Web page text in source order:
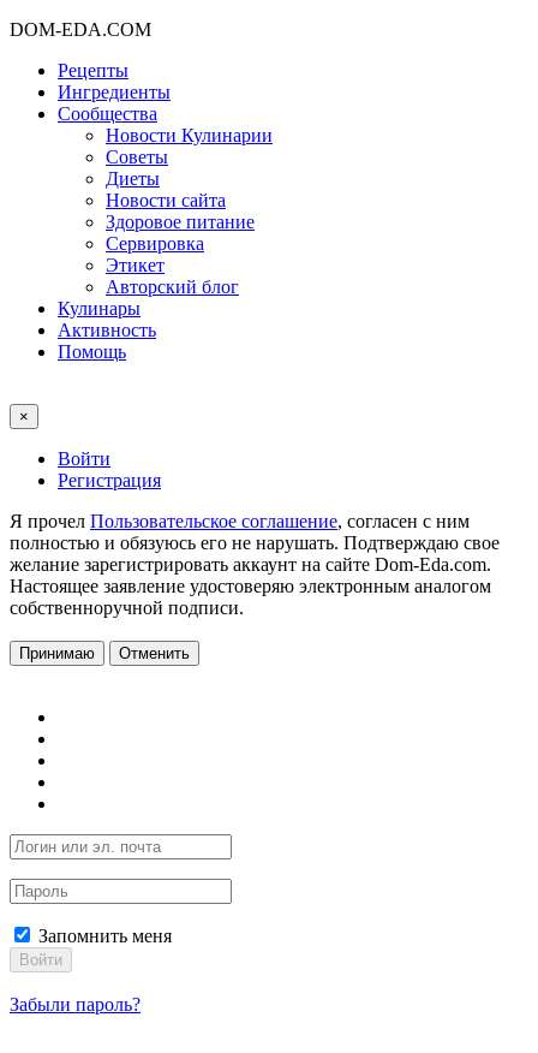
DOM-EDA.COM
Рецепты
Ингредиенты
Сообщества
Новости Кулинарии
Советы
Диеты
Новости сайта
Здоровое питание
Сервировка
Этикет
Авторский блог
Кулинары
Активность
Помощь
×
Войти
Регистрация
Я прочел Пользовательское соглашение, согласен с ним
полностью и обязуюсь его не нарушать. Подтверждаю свое
желание зарегистрировать аккаунт на сайте Dom-Eda.com.
Настоящее заявление удостоверяю электронным аналогом
собственноручной подписи.
Принимаю Отменить
Запомнить меня
Войти
Забыли пароль?